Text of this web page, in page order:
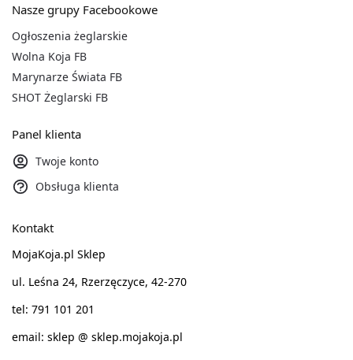
Nasze grupy Facebookowe
Ogłoszenia żeglarskie
Wolna Koja FB
Marynarze Świata FB
SHOT Żeglarski FB
Panel klienta
Twoje konto
Obsługa klienta
Kontakt
MojaKoja.pl Sklep
ul. Leśna 24, Rzerzęczyce, 42-270
tel: 791 101 201
email: sklep @ sklep.mojakoja.pl